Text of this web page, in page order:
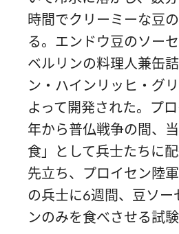
時間でクリーミーな豆
る。エンドウ豆のソー
ベルリンの料理人兼缶
ン・ハインリッヒ・グ
よって開発された。プ
年から普仏戦争の間、
食」として兵士たちに
先立ち、プロイセン陸
の兵士に6週間、豆ソー
ンのみを食べさせる試